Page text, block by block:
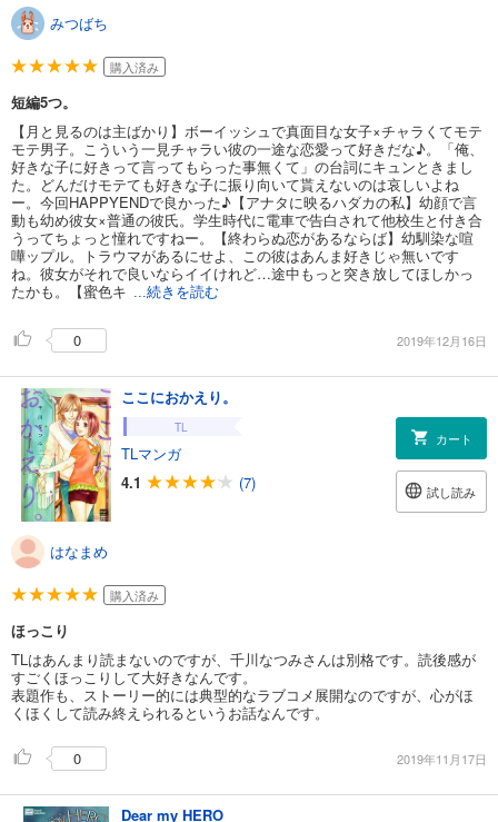
みつばち
購入済み
短編5つ。
【月と見るのは主ばかり】ボーイッシュで真面目な女子×チャラくてモテ
モテ男子。こういう一見チャラい彼の一途な恋愛って好きだな♪。「俺、
好きな子に好きって言ってもらった事無くて」の台詞にキュンときまし
た。どんだけモテても好きな子に振り向いて貰えないのは哀しいよね
ー。今回HAPPYENDで良かった♪【アナタに映るハダカの私】幼顔で言
動も幼め彼女×普通の彼氏。学生時代に電車で告白されて他校生と付き合
うってちょっと憧れですねー。【終わらぬ恋があるならば】幼馴染な喧
嘩ップル。トラウマがあるにせよ、この彼はあんま好きじゃ無いです
ね。彼女がそれで良いならイイけれど…途中もっと突き放してほしかっ
たかも。【蜜色キ ...続きを読む
0 2019年12月16日
ここにおかえり。
TL
TLマンガ
4.1
(7)
カート
試し読み
はなまめ
購入済み
ほっこり
TLはあんまり読まないのですが、千川なつみさんは別格です。読後感が
すごくほっこりして大好きなんです。
表題作も、ストーリー的には典型的なラブコメ展開なのですが、心がほ
くほくして読み終えられるというお話なんです。
0 2019年11月17日
Dear my HERO